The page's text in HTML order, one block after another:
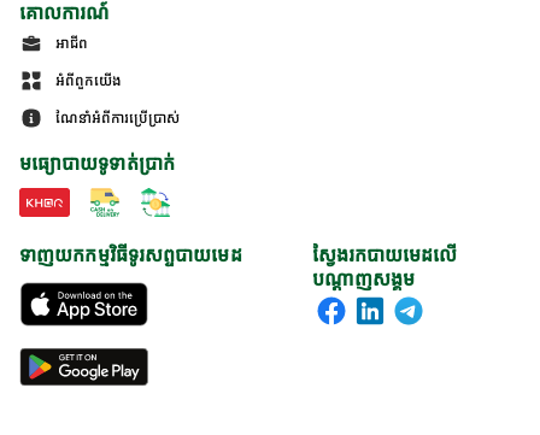
គោលការណ៍
អាជីព
អំពីពួកយើង
ណែនាំអំពីការប្រើប្រាស់
មធ្យោបាយទូទាត់ប្រាក់
ស្វែងរកបាយមេដលើ
បណ្តាញសង្គម
ទាញយកកម្មវិធីទូរសព្ទបាយមេដ